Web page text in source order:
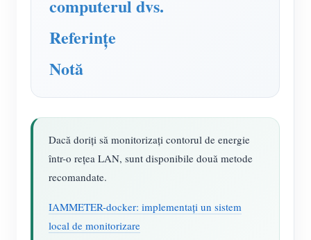
Încărcător EV
Simulator IAMMETER
Aplicații
Monitor energetic pentru sistem solar FV
Monitor consum electric
Automatizare locuință
Magazin
Resurse
Documentație
Comunitate
Program pentru contribuitori
Soluții
computerul dvs.
Referințe
Notă
Dacă doriți să monitorizați contorul de energie
într-o rețea LAN, sunt disponibile două metode
recomandate.
IAMMETER-docker: implementați un sistem
local de monitorizare